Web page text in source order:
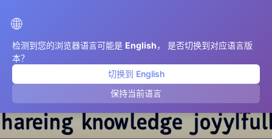
🌐
检测到您的浏览器语言可能是 English， 是否切换到对应语言版
本？
切换到 English
保持当前语言
التعاون